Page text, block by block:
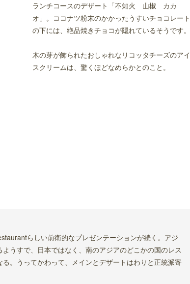
ランチコースのデザート「不知火 山椒 カカ
オ」。ココナツ粉末のかかったうすいチョコレート
の下には、絶品焼きチョコが隠れているそうです。
木の芽が飾られたおしゃれなリコッタチーズのアイ
スクリームは、驚くほどなめらかとのこと。
らしい前衛的なプレゼンテーションが続く。アジ
うすで、日本ではなく、南のアジアのどこかの国のレス
る。うってかわって、メインとデザートはわりと正統派寄